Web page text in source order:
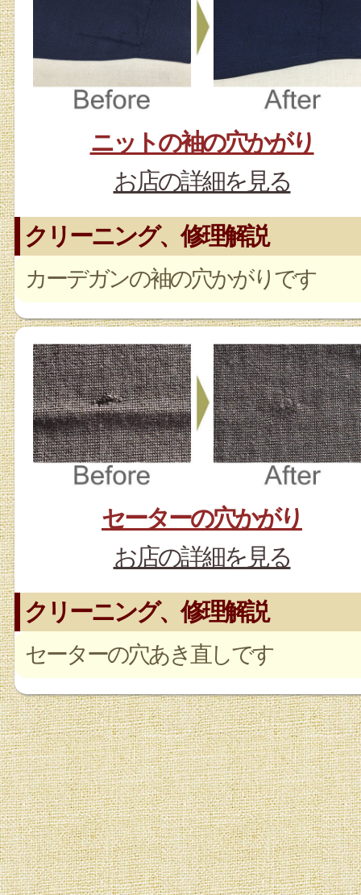
ニットの袖の穴かがり
お店の詳細を見る
クリーニング、修理解説
カーデガンの袖の穴かがりです
セーターの穴かがり
お店の詳細を見る
クリーニング、修理解説
セーターの穴あき直しです